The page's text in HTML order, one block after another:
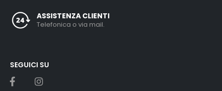
ASSISTENZA CLIENTI
Telefonica o via mail.
SEGUICI SU